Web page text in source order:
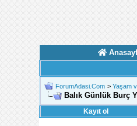
ForumAdasi.Com > Yaşam
Balık Günlük Burç
Kayıt ol